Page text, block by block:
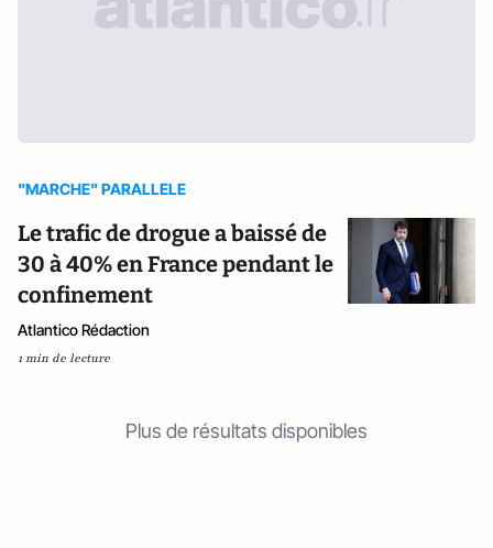
"MARCHE" PARALLELE
Le trafic de drogue a baissé de
30 à 40% en France pendant le
confinement
Atlantico Rédaction
1 min de lecture
Plus de résultats disponibles